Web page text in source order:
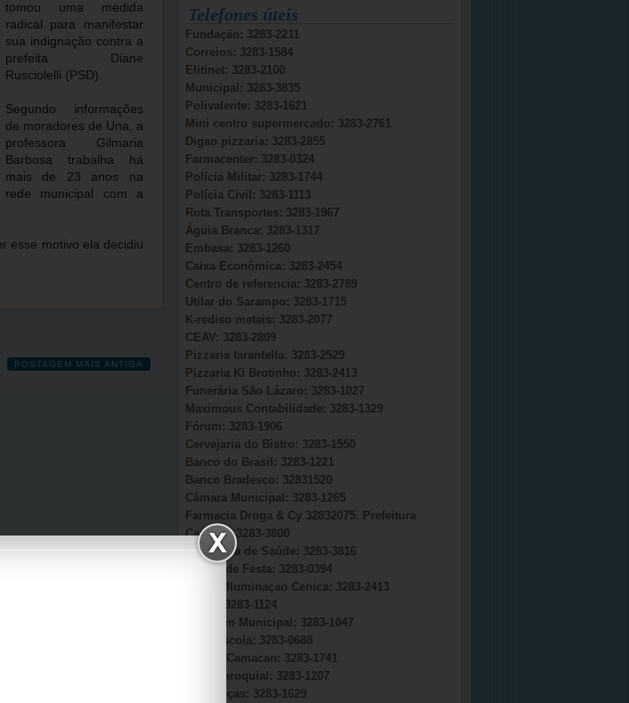
tomou uma medida
radical para manifestar
sua indignação contra a
prefeita Diane
Rusciolelli (PSD).
Segundo informações
de moradores de Una, a
professora Gilmaria
Barbosa trabalha há
mais de 23 anos na
rede municipal com a
esse motivo ela decidiu
POSTAGEM MAIS ANTIGA
Telefones úteis
Fundação: 3283-2211
Correios: 3283-1584
Elitinet: 3283-2100
Municipal: 3283-3835
Polivalente: 3283-1621
Mini centro supermercado: 3283-2761
Digao pizzaria: 3283-2855
Farmacenter: 3283-0324
Polícia Militar: 3283-1744
Polícia Civil: 3283-1113
Rota Transportes: 3283-1967
Águia Branca: 3283-1317
Embasa: 3283-1260
Caixa Econômica: 3283-2454
Centro de referencia: 3283-2789
Utilar do Sarampo: 3283-1715
K-rediso metais: 3283-2077
CEAV: 3283-2809
Pizzaria tarantella: 3283-2529
Pizzaria Ki Brotinho: 3283-2413
Funerária São Lázaro: 3283-1027
Maximous Contabilidade: 3283-1329
Fórum: 3283-1906
Cervejaria do Bistro: 3283-1550
Banco do Brasil: 3283-1221
Banco Bradesco: 32831520
Câmara Municipal: 3283-1265
Farmacia Droga & Cy 32832075. Prefeitura
Camacã: 3283-3800
Secretária de Saúde: 3283-3816
Sonho de Festa: 3283-0394
AmmC Iluminaçao Cenica: 3283-2413
CAPS: 3283-1124
Garagem Municipal: 3283-1047
Auto Escola: 3283-0688
Viação Camacan: 3283-1741
Casa Paroquial: 3283-1207
Bike Peças: 3283-1629